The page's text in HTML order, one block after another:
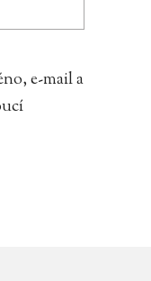
e-mail a